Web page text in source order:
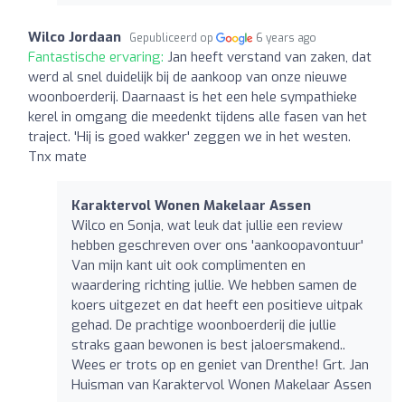
Wilco Jordaan Gepubliceerd op 6 years ago
Fantastische ervaring: Jan heeft verstand van zaken, dat
werd al snel duidelijk bij de aankoop van onze nieuwe
woonboerderij. Daarnaast is het een hele sympathieke
kerel in omgang die meedenkt tijdens alle fasen van het
traject. 'Hij is goed wakker' zeggen we in het westen.
Tnx mate
Karaktervol Wonen Makelaar Assen
Wilco en Sonja, wat leuk dat jullie een review
hebben geschreven over ons 'aankoopavontuur'
Van mijn kant uit ook complimenten en
waardering richting jullie. We hebben samen de
koers uitgezet en dat heeft een positieve uitpak
gehad. De prachtige woonboerderij die jullie
straks gaan bewonen is best jaloersmakend..
Wees er trots op en geniet van Drenthe! Grt. Jan
Huisman van Karaktervol Wonen Makelaar Assen